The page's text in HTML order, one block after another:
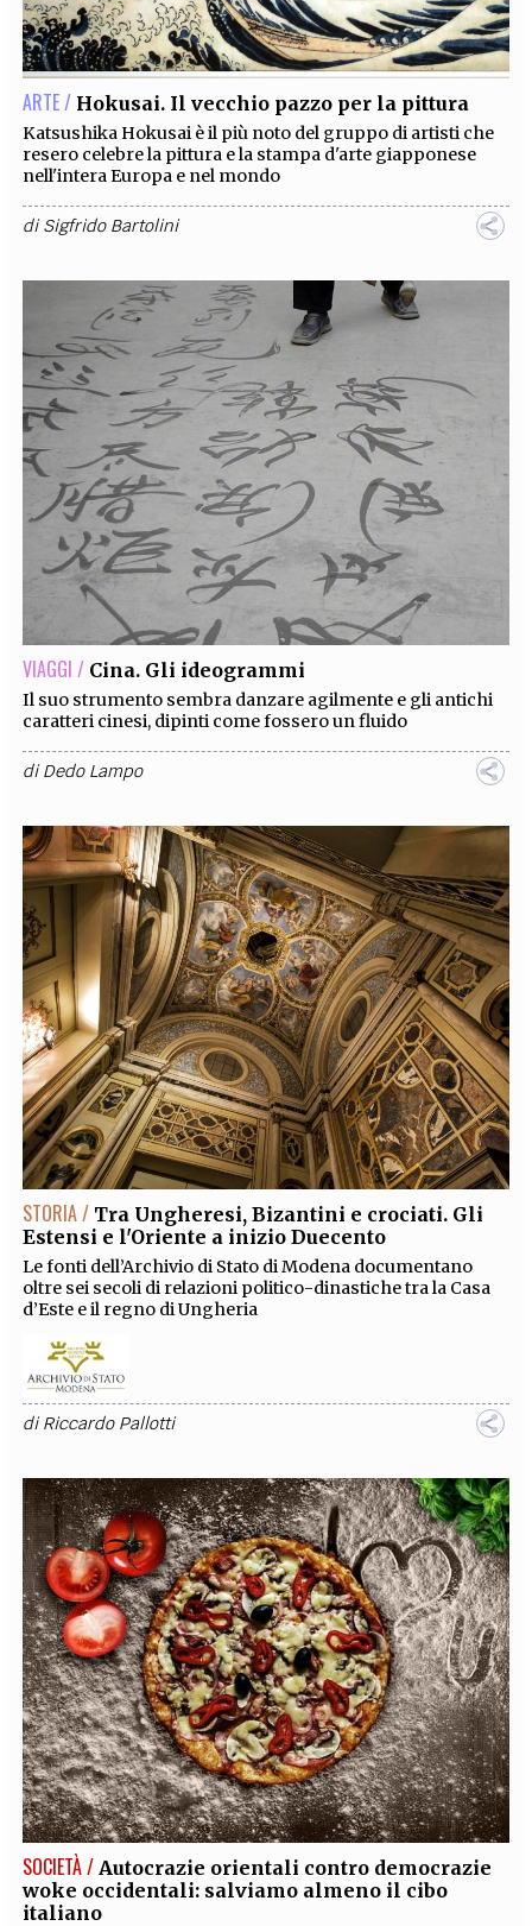
EXTRA
CODICI RUBRICHE LIBRI PROCEEDINGS PUBBLICITÀ CONTATTI
SOCIAL MEDIA
ARTE / Hokusai. Il vecchio pazzo per la pittura
Katsushika Hokusai è il più noto del gruppo di artisti che
resero celebre la pittura e la stampa d'arte giapponese
nell'intera Europa e nel mondo
diSigfrido Bartolini
VIAGGI / Cina. Gli ideogrammi
Il suo strumento sembra danzare agilmente e gli antichi
caratteri cinesi, dipinti come fossero un fluido
diDedo Lampo
STORIA / Tra Ungheresi, Bizantini e crociati. Gli
Estensi e l'Oriente a inizio Duecento
Le fonti dell’Archivio di Stato di Modena documentano
oltre sei secoli di relazioni politico-dinastiche tra la Casa
d’Este e il regno di Ungheria
diRiccardo Pallotti
SOCIETÀ / Autocrazie orientali contro democrazie
woke occidentali: salviamo almeno il cibo
italiano